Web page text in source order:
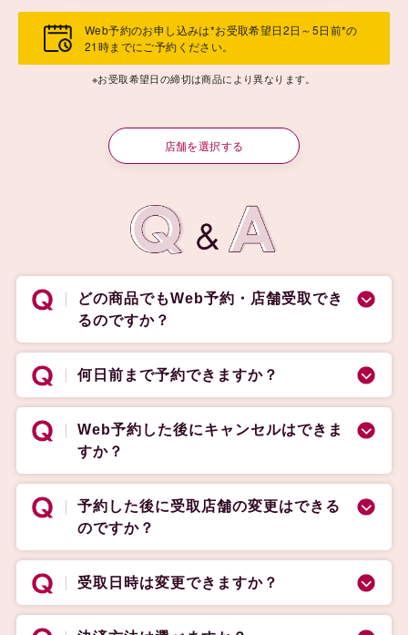
Web予約のお申し込みは*お受取希望日2日～5日前*の
21時までにご予約ください。
※お受取希望日の締切は商品により異なります。
店舗を選択する
どの商品でもWeb予約・店舗受取でき
るのですか？
何日前まで予約できますか？
Web予約した後にキャンセルはできま
すか？
予約した後に受取店舗の変更はできる
のですか？
受取日時は変更できますか？